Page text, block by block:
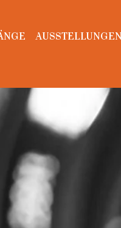
AUSSTELLUNGEN